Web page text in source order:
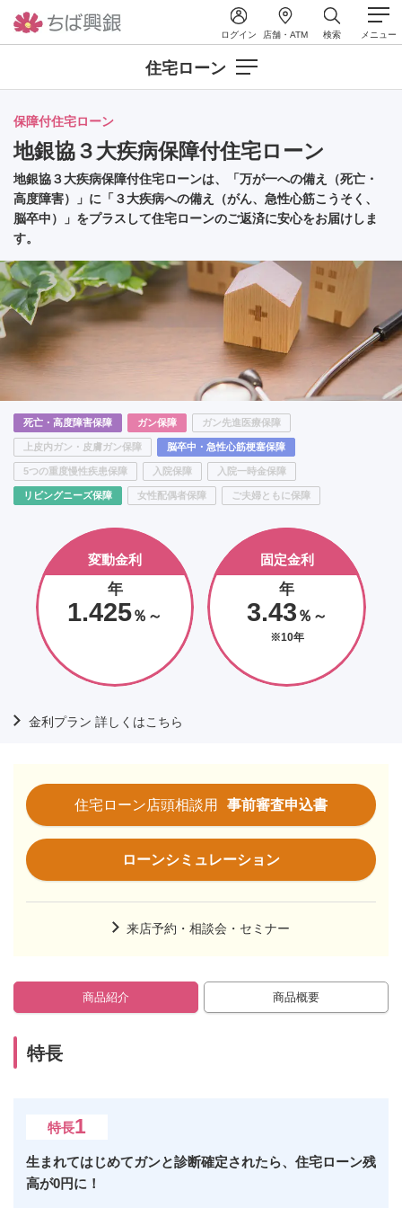
ログイン 店舗・ATM 検索 メニュー
保障付住宅ローン
地銀協３大疾病保障付住宅ローン
地銀協３大疾病保障付住宅ローンは、「万が一への備え（死亡・
高度障害）」に「３大疾病への備え（がん、急性心筋こうそく、
脳卒中）」をプラスして住宅ローンのご返済に安心をお届けしま
す。
死亡・高度障害保障 ガン保障 ガン先進医療保障
上皮内ガン・皮膚ガン保障 脳卒中・急性心筋梗塞保障
5つの重度慢性疾患保障 入院保障 入院一時金保障
リビングニーズ保障 女性配偶者保障 ご夫婦ともに保障
変動金利
年
1.425％～
固定金利
年
3.43 ％～
※10年
金利プラン 詳しくはこちら
住宅ローン店頭相談用 事前審査申込書
ローンシミュレーション
来店予約・相談会・セミナー
商品紹介 商品概要
特長
特長1
生まれてはじめてガンと診断確定されたら、住宅ローン残
高が0円に！
住宅ローン